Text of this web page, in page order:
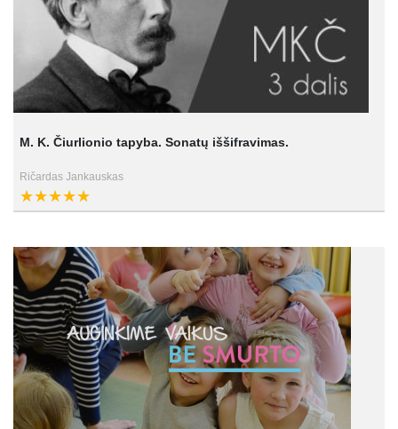
M. K. Čiurlionio tapyba. Sonatų iššifravimas.
Ričardas Jankauskas